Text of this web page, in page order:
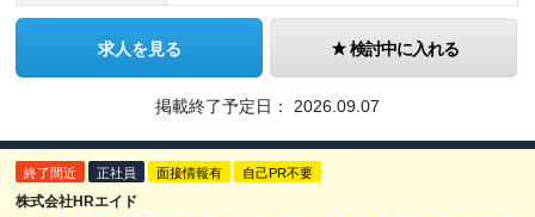
求人を見る 検討中に入れる
掲載終了予定日： 2026.09.07
終了間近 正社員 面接情報有 自己PR不要
株式会社HRエイド